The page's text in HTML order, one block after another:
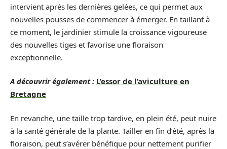
intervient après les dernières gelées, ce qui permet aux
nouvelles pousses de commencer à émerger. En taillant à
ce moment, le jardinier stimule la croissance vigoureuse
des nouvelles tiges et favorise une floraison
exceptionnelle.
A découvrir également : L’essor de l’aviculture en
Bretagne
En revanche, une taille trop tardive, en plein été, peut nuire
à la santé générale de la plante. Tailler en fin d’été, après la
floraison, peut s’avérer bénéfique pour nettement purifier